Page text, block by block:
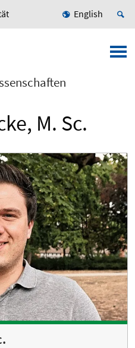
English
M. Sc.